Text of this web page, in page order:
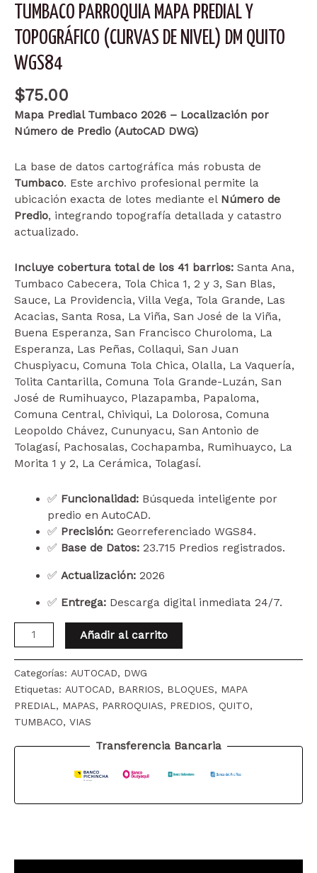
TUMBACO PARROQUIA MAPA PREDIAL Y
TOPOGRÁFICO (CURVAS DE NIVEL) DM QUITO
WGS84
$75.00
Mapa Predial Tumbaco 2026 – Localización por
Número de Predio (AutoCAD DWG)
La base de datos cartográfica más robusta de
Tumbaco. Este archivo profesional permite la
ubicación exacta de lotes mediante el Número de
Predio, integrando topografía detallada y catastro
actualizado.
Incluye cobertura total de los 41 barrios: Santa Ana,
Tumbaco Cabecera, Tola Chica 1, 2 y 3, San Blas,
Sauce, La Providencia, Villa Vega, Tola Grande, Las
Acacias, Santa Rosa, La Viña, San José de la Viña,
Buena Esperanza, San Francisco Churoloma, La
Esperanza, Las Peñas, Collaqui, San Juan
Chuspiyacu, Comuna Tola Chica, Olalla, La Vaquería,
Tolita Cantarilla, Comuna Tola Grande-Luzán, San
José de Rumihuayco, Plazapamba, Papaloma,
Comuna Central, Chiviqui, La Dolorosa, Comuna
Leopoldo Chávez, Cununyacu, San Antonio de
Tolagasí, Pachosalas, Cochapamba, Rumihuayco, La
Morita 1 y 2, La Cerámica, Tolagasí.
✅ Funcionalidad:Búsqueda inteligente por
predio en AutoCAD.
✅ Precisión:Georreferenciado WGS84.
✅ Base de Datos:23.715 Predios registrados.
✅ Actualización:2026
✅ Entrega:Descarga digital inmediata 24/7.
TUMBACO
PARROQUIA
MAPA
PREDIAL
Y
TOPOGRÁFICO
(CURVAS
DE
Añadir al carrito
Categorías: AUTOCAD, DWG
Etiquetas: AUTOCAD, BARRIOS, BLOQUES, MAPA
PREDIAL, MAPAS, PARROQUIAS, PREDIOS, QUITO,
TUMBACO, VIAS
Transferencia Bancaria